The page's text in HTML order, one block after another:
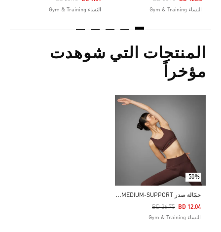
النساء Gym & Training النساء Gym & Training
المنتجات التي شوهدت
مؤخراً
-50%
ح
مّالة صدر ALL ME LUXE MEDIUM-SUPPORT
Price Reduced From
BD 26.75
To BD 12.04
النساء Gym & Training